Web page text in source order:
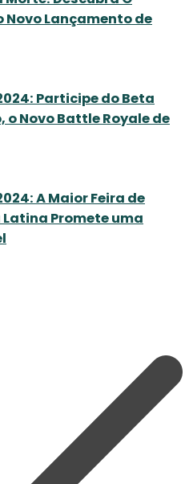
Novo Lançamento de
Participe do Beta
o Novo Battle Royale de
A Maior Feira de
Promete uma